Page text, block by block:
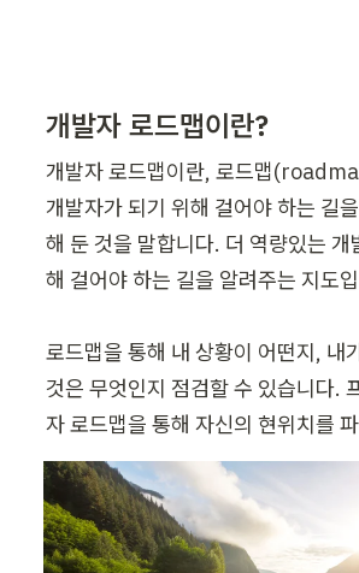
개발자 로드맵이란?
개발자 로드맵이란, 로드맵
개발자가 되기 위해 걸어야 하는 길
해 둔 것을 말합니다. 더 역량있는 개
해 걸어야 하는 길을 알려주는 지도
로드맵을 통해 내 상황이 어떤지, 내
것은 무엇인지 점검할 수 있습니다.
자 로드맵을 통해 자신의 현위치를